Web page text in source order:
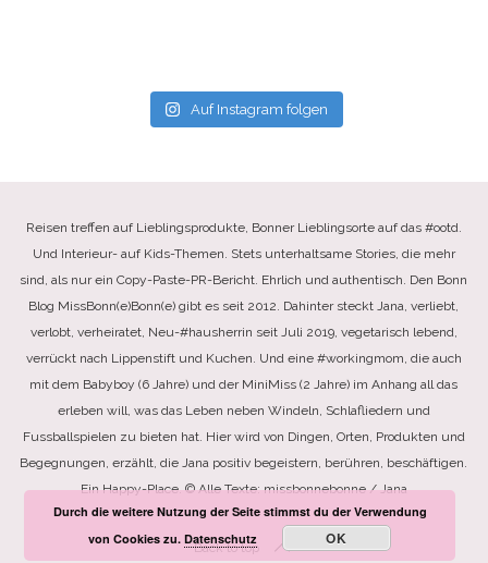
Auf Instagram folgen
Reisen treffen auf Lieblingsprodukte, Bonner Lieblingsorte auf das #ootd.
Und Interieur- auf Kids-Themen. Stets unterhaltsame Stories, die mehr
sind, als nur ein Copy-Paste-PR-Bericht. Ehrlich und authentisch. Den Bonn
Blog MissBonn(e)Bonn(e) gibt es seit 2012. Dahinter steckt Jana, verliebt,
verlobt, verheiratet, Neu-#hausherrin seit Juli 2019, vegetarisch lebend,
verrückt nach Lippenstift und Kuchen. Und eine #workingmom, die auch
mit dem Babyboy (6 Jahre) und der MiniMiss (2 Jahre) im Anhang all das
erleben will, was das Leben neben Windeln, Schlafliedern und
Fussballspielen zu bieten hat. Hier wird von Dingen, Orten, Produkten und
Begegnungen, erzählt, die Jana positiv begeistern, berühren, beschäftigen.
Ein Happy-Place. © Alle Texte: missbonnebonne / Jana
Back to top
Durch die weitere Nutzung der Seite stimmst du der Verwendung
von Cookies zu.Datenschutz OK